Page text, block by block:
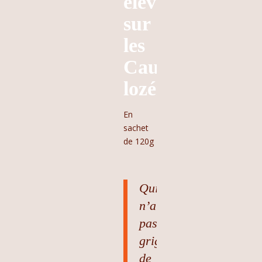
sur
les
Causses
lozérien
En
sachet
de 120g
Qui
n’aime
pas
grignoter
de